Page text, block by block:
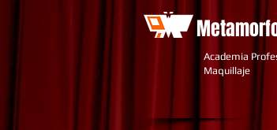
Academia
Maquillaje